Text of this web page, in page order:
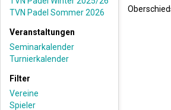
TVN Padel Sommer 2026
Veranstaltungen
Seminarkalender
Turnierkalender
Filter
Vereine
Spieler